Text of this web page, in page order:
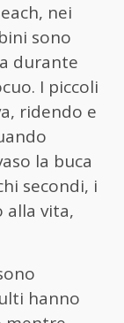
nei
sono
durante
I piccoli
ridendo e
la buca
secondi, i
alla vita,
hanno